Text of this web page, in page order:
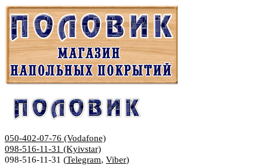
050-402-07-76 (Vodafone)
098-516-11-31 (Kyivstar)
098-516-11-31 (Telegram, Viber)